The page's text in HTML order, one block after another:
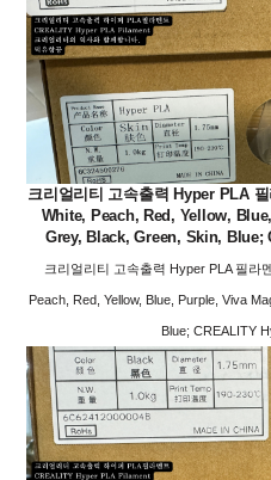
크리얼리티 고속출력 Hyper PLA
White, Peach, Red, Yellow,
Grey, Black, Green, Skin, Blue;
크리얼리티 고속출력 Hyper PLA 필라
Peach, Red, Yellow, Blue, Purple, Viva
Blue; CREALITY